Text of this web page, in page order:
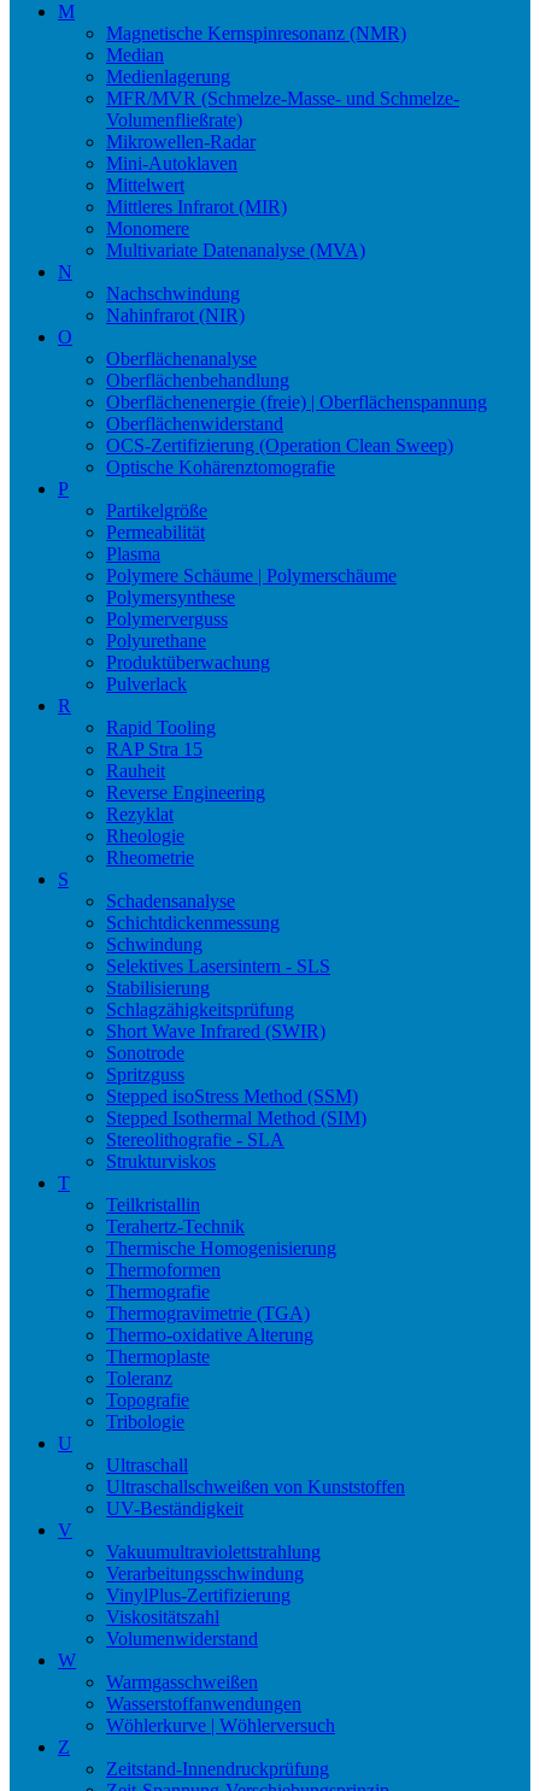
M
Magnetische Kernspinresonanz (NMR)
Median
Medienlagerung
MFR/MVR (Schmelze-Masse- und Schmelze-
Volumenfließrate)
Mikrowellen-Radar
Mini-Autoklaven
Mittelwert
Mittleres Infrarot (MIR)
Monomere
Multivariate Datenanalyse (MVA)
N
Nachschwindung
Nahinfrarot (NIR)
O
Oberflächenanalyse
Oberflächenbehandlung
Oberflächenenergie (freie) | Oberflächenspannung
Oberflächenwiderstand
OCS-Zertifizierung (Operation Clean Sweep)
Optische Kohärenztomografie
P
Partikelgröße
Permeabilität
Plasma
Polymere Schäume | Polymerschäume
Polymersynthese
Polymerverguss
Polyurethane
Produktüberwachung
Pulverlack
R
Rapid Tooling
RAP Stra 15
Rauheit
Reverse Engineering
Rezyklat
Rheologie
Rheometrie
S
Schadensanalyse
Schichtdickenmessung
Schwindung
Selektives Lasersintern - SLS
Stabilisierung
Schlagzähigkeitsprüfung
Short Wave Infrared (SWIR)
Sonotrode
Spritzguss
Stepped isoStress Method (SSM)
Stepped Isothermal Method (SIM)
Stereolithografie - SLA
Strukturviskos
T
Teilkristallin
Terahertz-Technik
Thermische Homogenisierung
Thermoformen
Thermografie
Thermogravimetrie (TGA)
Thermo-oxidative Alterung
Thermoplaste
Toleranz
Topografie
Tribologie
U
Ultraschall
Ultraschallschweißen von Kunststoffen
UV-Beständigkeit
V
Vakuumultraviolettstrahlung
Verarbeitungsschwindung
VinylPlus-Zertifizierung
Viskositätszahl
Volumenwiderstand
W
Warmgasschweißen
Wasserstoffanwendungen
Wöhlerkurve | Wöhlerversuch
Z
Zeitstand-Innendruckprüfung